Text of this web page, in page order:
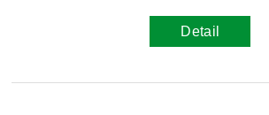
Detail